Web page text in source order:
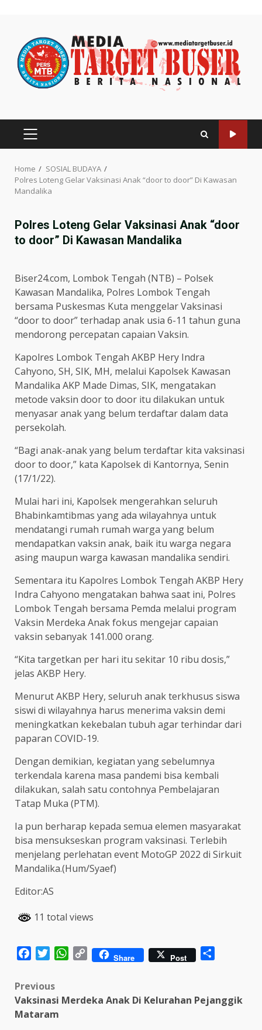
content
PRIMARY
Home
SOSIAL BUDAYA
Polres Loteng Gelar Vaksinasi Anak “door to door” Di Kawasan
Mandalika
Polres Loteng Gelar Vaksinasi Anak “door
to door” Di Kawasan Mandalika
Biser24.com, Lombok Tengah (NTB) – Polsek
Kawasan Mandalika, Polres Lombok Tengah
bersama Puskesmas Kuta menggelar Vaksinasi
“door to door” terhadap anak usia 6-11 tahun guna
mendorong percepatan capaian Vaksin.
Kapolres Lombok Tengah AKBP Hery Indra
Cahyono, SH, SIK, MH, melalui Kapolsek Kawasan
Mandalika AKP Made Dimas, SIK, mengatakan
metode vaksin door to door itu dilakukan untuk
menyasar anak yang belum terdaftar dalam data
persekolah.
“Bagi anak-anak yang belum terdaftar kita vaksinasi
door to door,” kata Kapolsek di Kantornya, Senin
(17/1/22).
Mulai hari ini, Kapolsek mengerahkan seluruh
Bhabinkamtibmas yang ada wilayahnya untuk
mendatangi rumah rumah warga yang belum
mendapatkan vaksin anak, baik itu warga negara
asing maupun warga kawasan mandalika sendiri.
Sementara itu Kapolres Lombok Tengah AKBP Hery
Indra Cahyono mengatakan bahwa saat ini, Polres
Lombok Tengah bersama Pemda melalui program
Vaksin Merdeka Anak fokus mengejar capaian
vaksin sebanyak 141.000 orang.
“Kita targetkan per hari itu sekitar 10 ribu dosis,”
jelas AKBP Hery.
Menurut AKBP Hery, seluruh anak terkhusus siswa
siswi di wilayahnya harus menerima vaksin demi
meningkatkan kekebalan tubuh agar terhindar dari
paparan COVID-19.
Dengan demikian, kegiatan yang sebelumnya
terkendala karena masa pandemi bisa kembali
dilakukan, salah satu contohnya Pembelajaran
Tatap Muka (PTM).
Ia pun berharap kepada semua elemen masyarakat
bisa mensukseskan program vaksinasi. Terlebih
menjelang perlehatan event MotoGP 2022 di Sirkuit
Mandalika.(Hum/Syaef)
Editor:AS
11 total views
FacebookTwitterWhatsApp
Copy Share Post
Post
navigation
Previous
Vaksinasi Merdeka Anak Di Kelurahan Pejanggik
Mataram